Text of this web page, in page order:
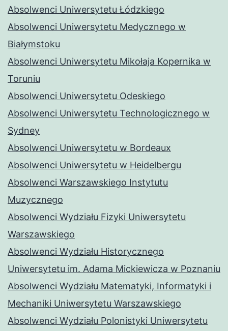
Absolwenci Uniwersytetu Łódzkiego
Absolwenci Uniwersytetu Medycznego w
Białymstoku
Absolwenci Uniwersytetu Mikołaja Kopernika w
Toruniu
Absolwenci Uniwersytetu Odeskiego
Absolwenci Uniwersytetu Technologicznego w
Sydney
Absolwenci Uniwersytetu w Bordeaux
Absolwenci Uniwersytetu w Heidelbergu
Absolwenci Warszawskiego Instytutu
Muzycznego
Absolwenci Wydziału Fizyki Uniwersytetu
Warszawskiego
Absolwenci Wydziału Historycznego
Uniwersytetu im. Adama Mickiewicza w Poznaniu
Absolwenci Wydziału Matematyki, Informatyki i
Mechaniki Uniwersytetu Warszawskiego
Absolwenci Wydziału Polonistyki Uniwersytetu